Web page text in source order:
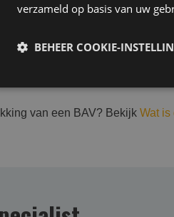
verweerkosten bij
rente
van een BAV? Bekijk Wat is
verzameld op basis van uw
BEHEER COOKIE-